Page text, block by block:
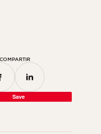
COMPARTIR
Save